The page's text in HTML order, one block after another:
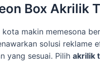
Box Akrilik
kota makin memesona
solusi reklame
yang sesuai. Pilih akrilik